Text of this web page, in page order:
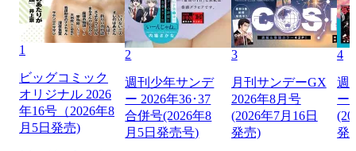
1
ビッグコミック
オリジナル 2026
年16号（2026年8
月5日発売)
2
週刊少年サンデ
ー 2026年36･37
合併号(2026年8
月5日発売号)
3
月刊サンデーGX
2026年8月号
(2026年7月16日
発売)
4
週
ー
発